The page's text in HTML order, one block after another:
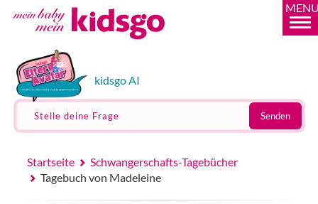
kidsgo AI
Stelle deine Frage Senden
Startseite
Schwangerschafts-Tagebücher
Tagebuch von Madeleine